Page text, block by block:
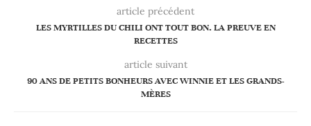
article précédent
LES MYRTILLES DU CHILI ONT TOUT BON. LA PREUVE EN
RECETTES
article suivant
90 ANS DE PETITS BONHEURS AVEC WINNIE ET LES GRANDS-
MÈRES